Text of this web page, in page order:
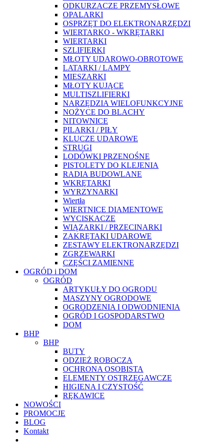
ODKURZACZE PRZEMYSŁOWE
OPALARKI
OSPRZĘT DO ELEKTRONARZĘDZI
WIERTARKO - WKRĘTARKI
WIERTARKI
SZLIFIERKI
MŁOTY UDAROWO-OBROTOWE
LATARKI / LAMPY
MIESZARKI
MŁOTY KUJĄCE
MULTISZLIFIERKI
NARZĘDZIA WIELOFUNKCYJNE
NOŻYCE DO BLACHY
NITOWNICE
PILARKI / PIŁY
KLUCZE UDAROWE
STRUGI
LODÓWKI PRZENOŚNE
PISTOLETY DO KLEJENIA
RADIA BUDOWLANE
WKRĘTARKI
WYRZYNARKI
Wiertła
WIERTNICE DIAMENTOWE
WYCISKACZE
WIĄZARKI / PRZECINARKI
ZAKRĘTAKI UDAROWE
ZESTAWY ELEKTRONARZĘDZI
ZGRZEWARKI
CZĘŚCI ZAMIENNE
OGRÓD i DOM
OGRÓD
ARTYKUŁY DO OGRODU
MASZYNY OGRODOWE
OGRODZENIA I ODWODNIENIA
OGRÓD I GOSPODARSTWO
DOM
BHP
BHP
BUTY
ODZIEŻ ROBOCZA
OCHRONA OSOBISTA
ELEMENTY OSTRZEGAWCZE
HIGIENA I CZYSTOŚĆ
RĘKAWICE
NOWOŚCI
PROMOCJE
BLOG
Kontakt